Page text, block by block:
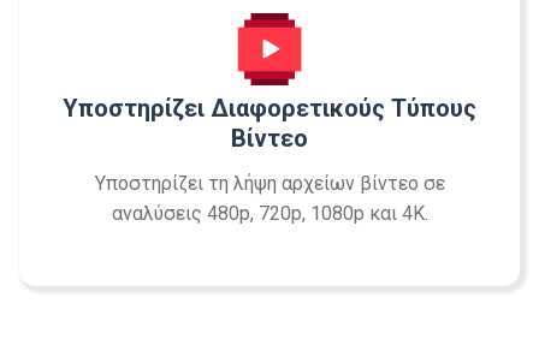
Υποστηρίζει Διαφορετικούς Τύπους
Βίντεο
Υποστηρίζει τη λήψη αρχείων βίντεο σε
αναλύσεις 480p, 720p, 1080p και 4K.